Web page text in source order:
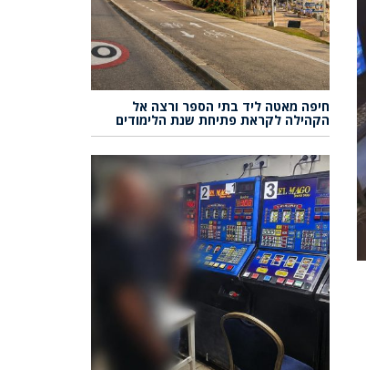
חיפה מאטה ליד בתי הספר ורצה אל
הקהילה לקראת פתיחת שנת הלימודים